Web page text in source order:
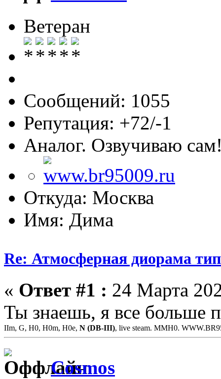
Ветеран
Сообщений: 1055
Репутация: +72/-1
Аналог. Озвучиваю
Откуда: Москва
Имя: Дима
Re: Атмосферная диорама
« Ответ #1 : 24 Марта
Ты знаешь, я все больше
IIm, G, H0, H0m, H0e, N (DB-III), live steam. MMH0.
Cosmos